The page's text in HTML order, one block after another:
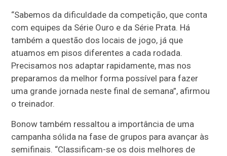
“Sabemos da dificuldade da competição, que conta
com equipes da Série Ouro e da Série Prata. Há
também a questão dos locais de jogo, já que
atuamos em pisos diferentes a cada rodada.
Precisamos nos adaptar rapidamente, mas nos
preparamos da melhor forma possível para fazer
uma grande jornada neste final de semana”, afirmou
o treinador.
Bonow também ressaltou a importância de uma
campanha sólida na fase de grupos para avançar às
semifinais. “Classificam-se os dois melhores de